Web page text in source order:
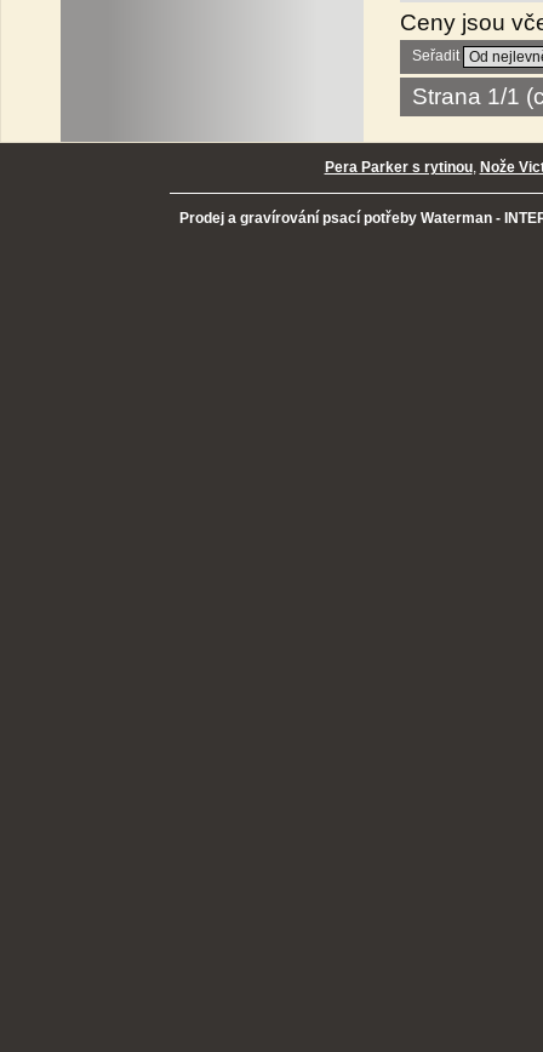
Ceny jsou
Seřadit
Strana 1/1
Pera Parker s rytinou, Nože
Prodej a gravírování psací potřeby Waterman -